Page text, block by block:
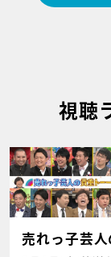
視聴
売れっ子芸